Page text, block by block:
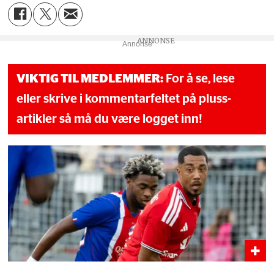
Annonse
VIKTIG TIL MEDLEMMER: For å se, lese
eller skrive i kommentarfeltet på pluss-
artikler så må du være logget inn!